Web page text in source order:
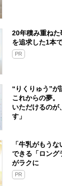
20年積み重ねた
を追求した1本
PR
“りくりゅう”が
これからの夢。
いただけるのが
す」
「牛乳がもう
できる「ロング
がラクに
PR